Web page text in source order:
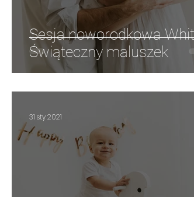
sesja rodzinna WHITE sesja ślubna/
Sesja noworodkowa
Świąteczny maluszek
31 sty 2021